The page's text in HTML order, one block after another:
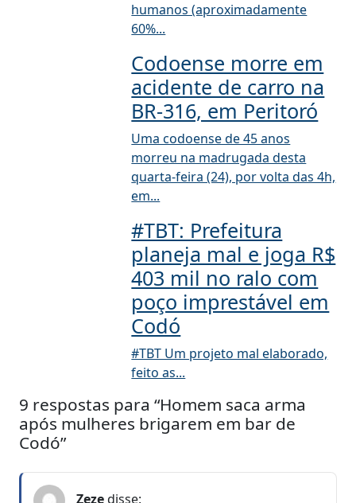
humanos (aproximadamente
60%...
Codoense morre em
acidente de carro na
BR-316, em Peritoró
Uma codoense de 45 anos
morreu na madrugada desta
quarta-feira (24), por volta das 4h,
em...
#TBT: Prefeitura
planeja mal e joga R$
403 mil no ralo com
poço imprestável em
Codó
#TBT Um projeto mal elaborado,
feito as...
9 respostas para “Homem saca arma
após mulheres brigarem em bar de
Codó”
Zezedisse: